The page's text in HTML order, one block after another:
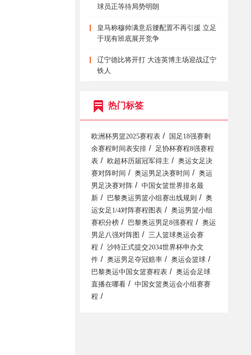
球员正等待局势明朗
皇马称穆帅满意后腰配置不再引援 立足
于现有班底展开竞争
辽宁德比将开打 大连英博主场迎战辽宁
铁人
热门标签
欧洲杯男篮2025赛程表 /
国足18强赛剩
余赛程时间表安排 /
足协杯赛程8强赛程
表 / 欧超杯历届冠军得主 /
奥运女足决
赛对阵时间 / 奥运男足决赛时间 /
奥运
男足决赛对阵 /
中国女篮世界排名最
新 / 巴黎奥运男篮小组赛出线规则 /
奥
运女足1/4对阵赛程图表 /
奥运男篮小组
赛积分榜 / 巴黎奥运男足8强赛程 /
奥运
男足八强对阵图 /
三人篮球奥运会赛
程 /
沙特正式提交2034世界杯申办文
件 / 奥运男足夺冠赔率 / 奥运会篮球 /
巴黎奥运中国女篮赛程表 /
奥运会足球
直播在哪看 /
中国女篮奥运会小组赛赛
程 /